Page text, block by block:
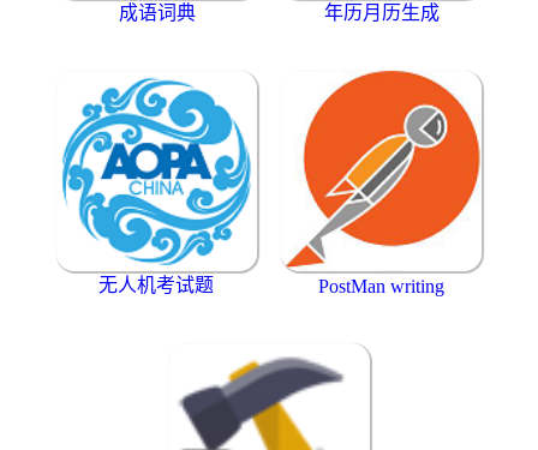
成语词典 年历月历生成
无人机考试题 PostMan writing